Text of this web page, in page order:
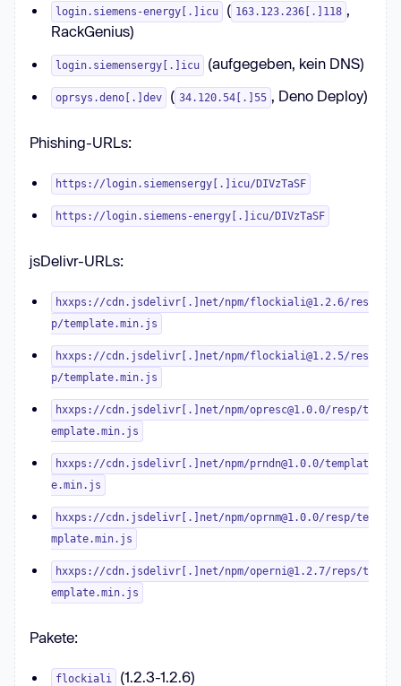
login.siemens-energy[.]icu ( 163.123.236[.]118 ,
RackGenius)
login.siemensergy[.]icu (aufgegeben, kein DNS)
oprsys.deno[.]dev ( 34.120.54[.]55 , Deno Deploy)
Phishing-URLs:
https://login.siemensergy[.]icu/DIVzTaSF
https://login.siemens-energy[.]icu/DIVzTaSF
jsDelivr-URLs:
hxxps://cdn.jsdelivr[.]net/npm/flockiali@1.2.6/res
p/template.min.js
hxxps://cdn.jsdelivr[.]net/npm/flockiali@1.2.5/res
p/template.min.js
hxxps://cdn.jsdelivr[.]net/npm/opresc@1.0.0/resp/t
emplate.min.js
hxxps://cdn.jsdelivr[.]net/npm/prndn@1.0.0/templat
e.min.js
hxxps://cdn.jsdelivr[.]net/npm/oprnm@1.0.0/resp/te
mplate.min.js
hxxps://cdn.jsdelivr[.]net/npm/operni@1.2.7/reps/t
emplate.min.js
Pakete:
flockiali (1.2.3-1.2.6)